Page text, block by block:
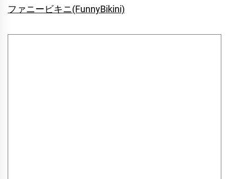
ファニービキニ(FunnyBikini)